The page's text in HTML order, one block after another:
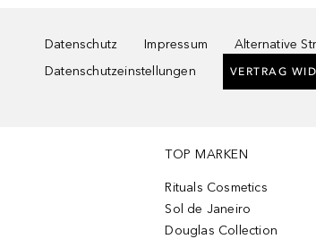
Datenschutz Impressum Alternative
Datenschutzeinstellungen
VERTRAG
TOP MARKEN
Rituals Cosmetics
Sol de Janeiro
Douglas Collection